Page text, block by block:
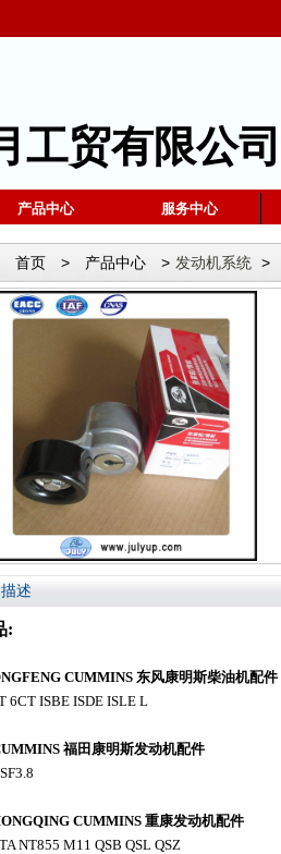
工贸有限公司
产品中心 服务中心
首页 > 产品中心 > 发动机系统 >
述
:
CUMMINS 东风康明斯柴油机配件
6CT ISBE ISDE ISLE L
福田康明斯发动机配件
CUMMINS 重康发动机配件
NT855 M11 QSB QSL QSZ